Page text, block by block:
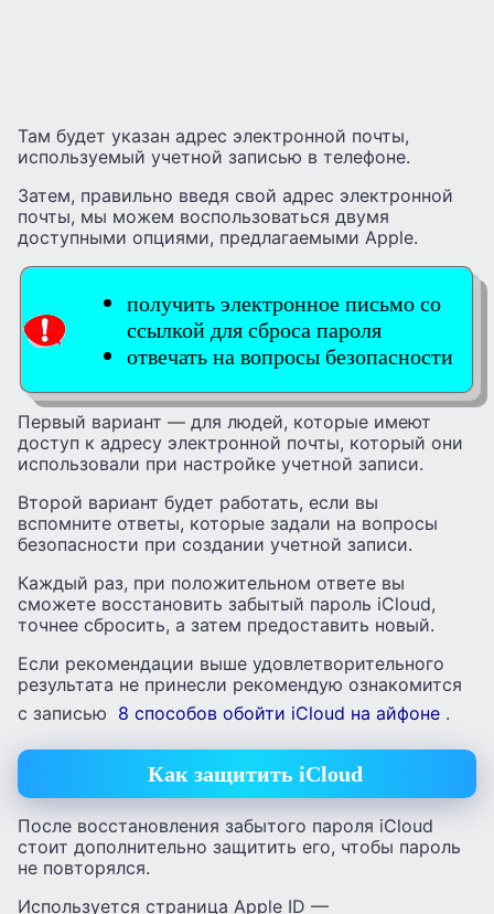
Там будет указан адрес электронной почты,
используемый учетной записью в телефоне.
Затем, правильно введя свой адрес электронной
почты, мы можем воспользоваться двумя
доступными опциями, предлагаемыми Apple.
получить электронное письмо со
ссылкой для сброса пароля
отвечать на вопросы безопасности
Первый вариант — для людей, которые имеют
доступ к адресу электронной почты, который они
использовали при настройке учетной записи.
Второй вариант будет работать, если вы
вспомните ответы, которые задали на вопросы
безопасности при создании учетной записи.
Каждый раз, при положительном ответе вы
сможете восстановить забытый пароль iCloud,
точнее сбросить, а затем предоставить новый.
Если рекомендации выше удовлетворительного
результата не принесли рекомендую ознакомится
с записью 8 способов обойти iCloud на айфоне .
Как защитить iCloud
После восстановления забытого пароля iCloud
стоит дополнительно защитить его, чтобы пароль
не повторялся.
Используется страница Apple ID —